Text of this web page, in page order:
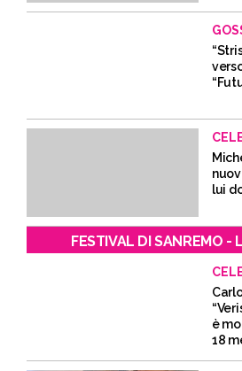
lui
FESTIVAL DI SANREMO -
è
18